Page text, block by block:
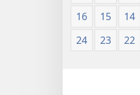
14
15
16
22
23
24